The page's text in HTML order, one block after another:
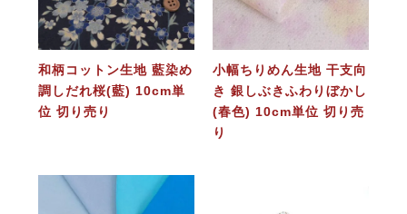
和柄コットン生地 藍染め
調しだれ桜(藍) 10cm単
位 切り売り
小幅ちりめん生地 干支向
き 銀しぶきふわりぼかし
(春色) 10cm単位 切り売
り